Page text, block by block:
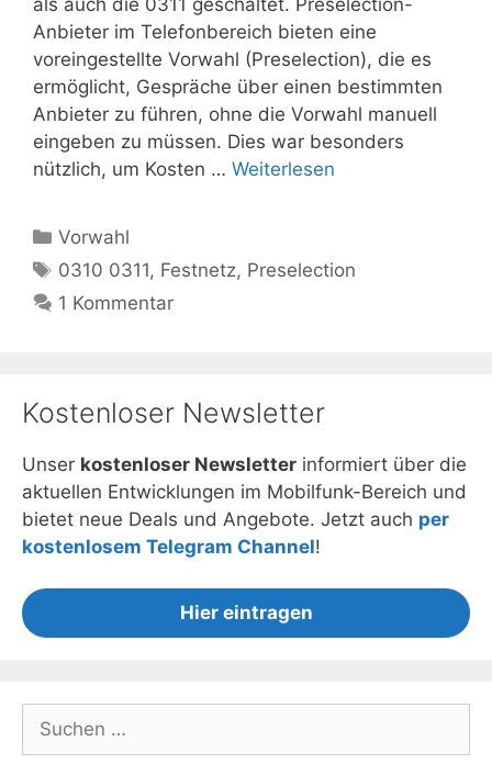
Anbieter im Telefonbereich bieten eine
voreingestellte Vorwahl (Preselection), die es
ermöglicht, Gespräche über einen bestimmten
Anbieter zu führen, ohne die Vorwahl manuell
eingeben zu müssen. Dies war besonders
nützlich, um Kosten … Weiterlesen
Kategorien
Vorwahl
Schlagwörter
0310 0311, Festnetz, Preselection
1 Kommentar
Kostenloser Newsletter
Unser kostenloser Newsletter informiert über die
aktuellen Entwicklungen im Mobilfunk-Bereich und
bietet neue Deals und Angebote. Jetzt auch per
kostenlosem Telegram Channel!
Hier eintragen
Suchen
nach: